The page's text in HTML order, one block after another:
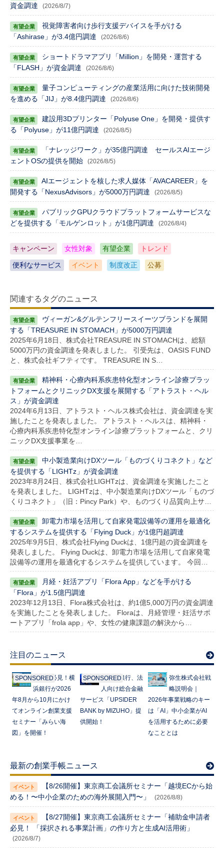
資金調達 (2026/8/7)
視覚障害者向け歩行支援デバイスを手がける
「Ashirase」が3.4億円調達
(2026/8/6)
ショートドラマアプリ「Million」を開発・運営する
「FLASH」が資金調達
(2026/8/6)
量子コンピューティングの産業活用に向けた技術開発
を進める「JIJ」が8.4億円調達
(2026/8/6)
建設用3Dプリンター「Polyuse One」を開発・提供す
る「Polyuse」が11億円調達
(2026/8/5)
「ナレッジワーク」が35億円調達 セールスAIエージ
ェントOSの提供を開始
(2026/8/5)
AIエージェントを核した求人媒体「AVACAREER」を
開発する「NexusAdvisors」が5000万円調達
(2026/8/5)
パブリックGPUクラウドプラットフォームサービスな
どを提供する「モルゲンロット」が1億円調達
(2026/8/4)
キャンペーン 女性対象 有望企業 トレンド
便利なサービス イベント 制度改正 公募
関連するタグのニュース
ヴィーガン&グルテンフリースイーツブランドを展開
する「TREASURE IN STOMACH」が5000万円調達
2025年6月18日、株式会社TREASURE IN STOMACHは、総額
5000万円の資金調達を発表しました。 引受先は、OASIS FUND
と、株式会社ギフティです。 TREASURE IN S…
精神科・心療内科系疾患特化型オンライン診療プラッ
トフォームとクリニックDX支援を展開する「アトラスト・ヘル
ス」が資金調達
2024年6月13日、アトラスト・ヘルス株式会社は、資金調達を実
施したことを発表しました。 アトラスト・ヘルスは、精神科・
心療内科系疾患特化型オンライン診療プラットフォームと、クリ
ニックDX支援事業を…
中小製造業向けDXツール「ものづくりコネクト」など
を提供する「LIGHTz」が資金調達
2023年8月24日、株式会社LIGHTzは、資金調達を実施したこと
を発表しました。 LIGHTzは、中小製造業向けDXツール「ものづ
くりコネクト」（旧：Pincy Park）や、ものづくり品質向上サ…
卸電力市場を活用して自家発電設備等の運用を最適化
するシステムを提供する「Flying Duck」が1億円超調達
2025年9月5日、株式会社Flying Duckは、1億円超の資金調達を
発表しました。 Flying Duckは、卸電力市場を活用して自家発電
設備等の運用を最適化するシステムを提供しています。 今回…
月経・妊活アプリ「Flora App」などを手がける
「Flora」が1.5億円調達
2023年12月13日、Flora株式会社は、約1億5,000万円の資金調達
を実施したことを発表しました。 Floraは、月経管理・妊活サポ
ートアプリ「frola app」や、女性の健康課題の解決から…
注目のニュース
SPONSORED起業家必見！横
浜銀行が2026
年8月から10月にかけ
てオンライン創業支援
セミナー「みらい海
図」を開催！
SPONSOREDみずほ銀行、法
人向け総合金融
サービス「UPSIDER
BANK by MIZUHO」提
供開始！
弥生株式会社戦
略説明会｜
2026年事業戦略のキー
は「AI」中小企業がAI
を活用するために必要
なこととは
最新の創業手帳ニュース
【8/26開催】東京商工会議所セミナー「越境ECから始
める！〜中小企業のための海外展開入門〜」
(2026/8/8)
【8/27開催】東京商工会議所セミナー「補助金申請者
必見！ 「採択される事業計画」の作り方と生成AI活用術」
(2026/8/7)